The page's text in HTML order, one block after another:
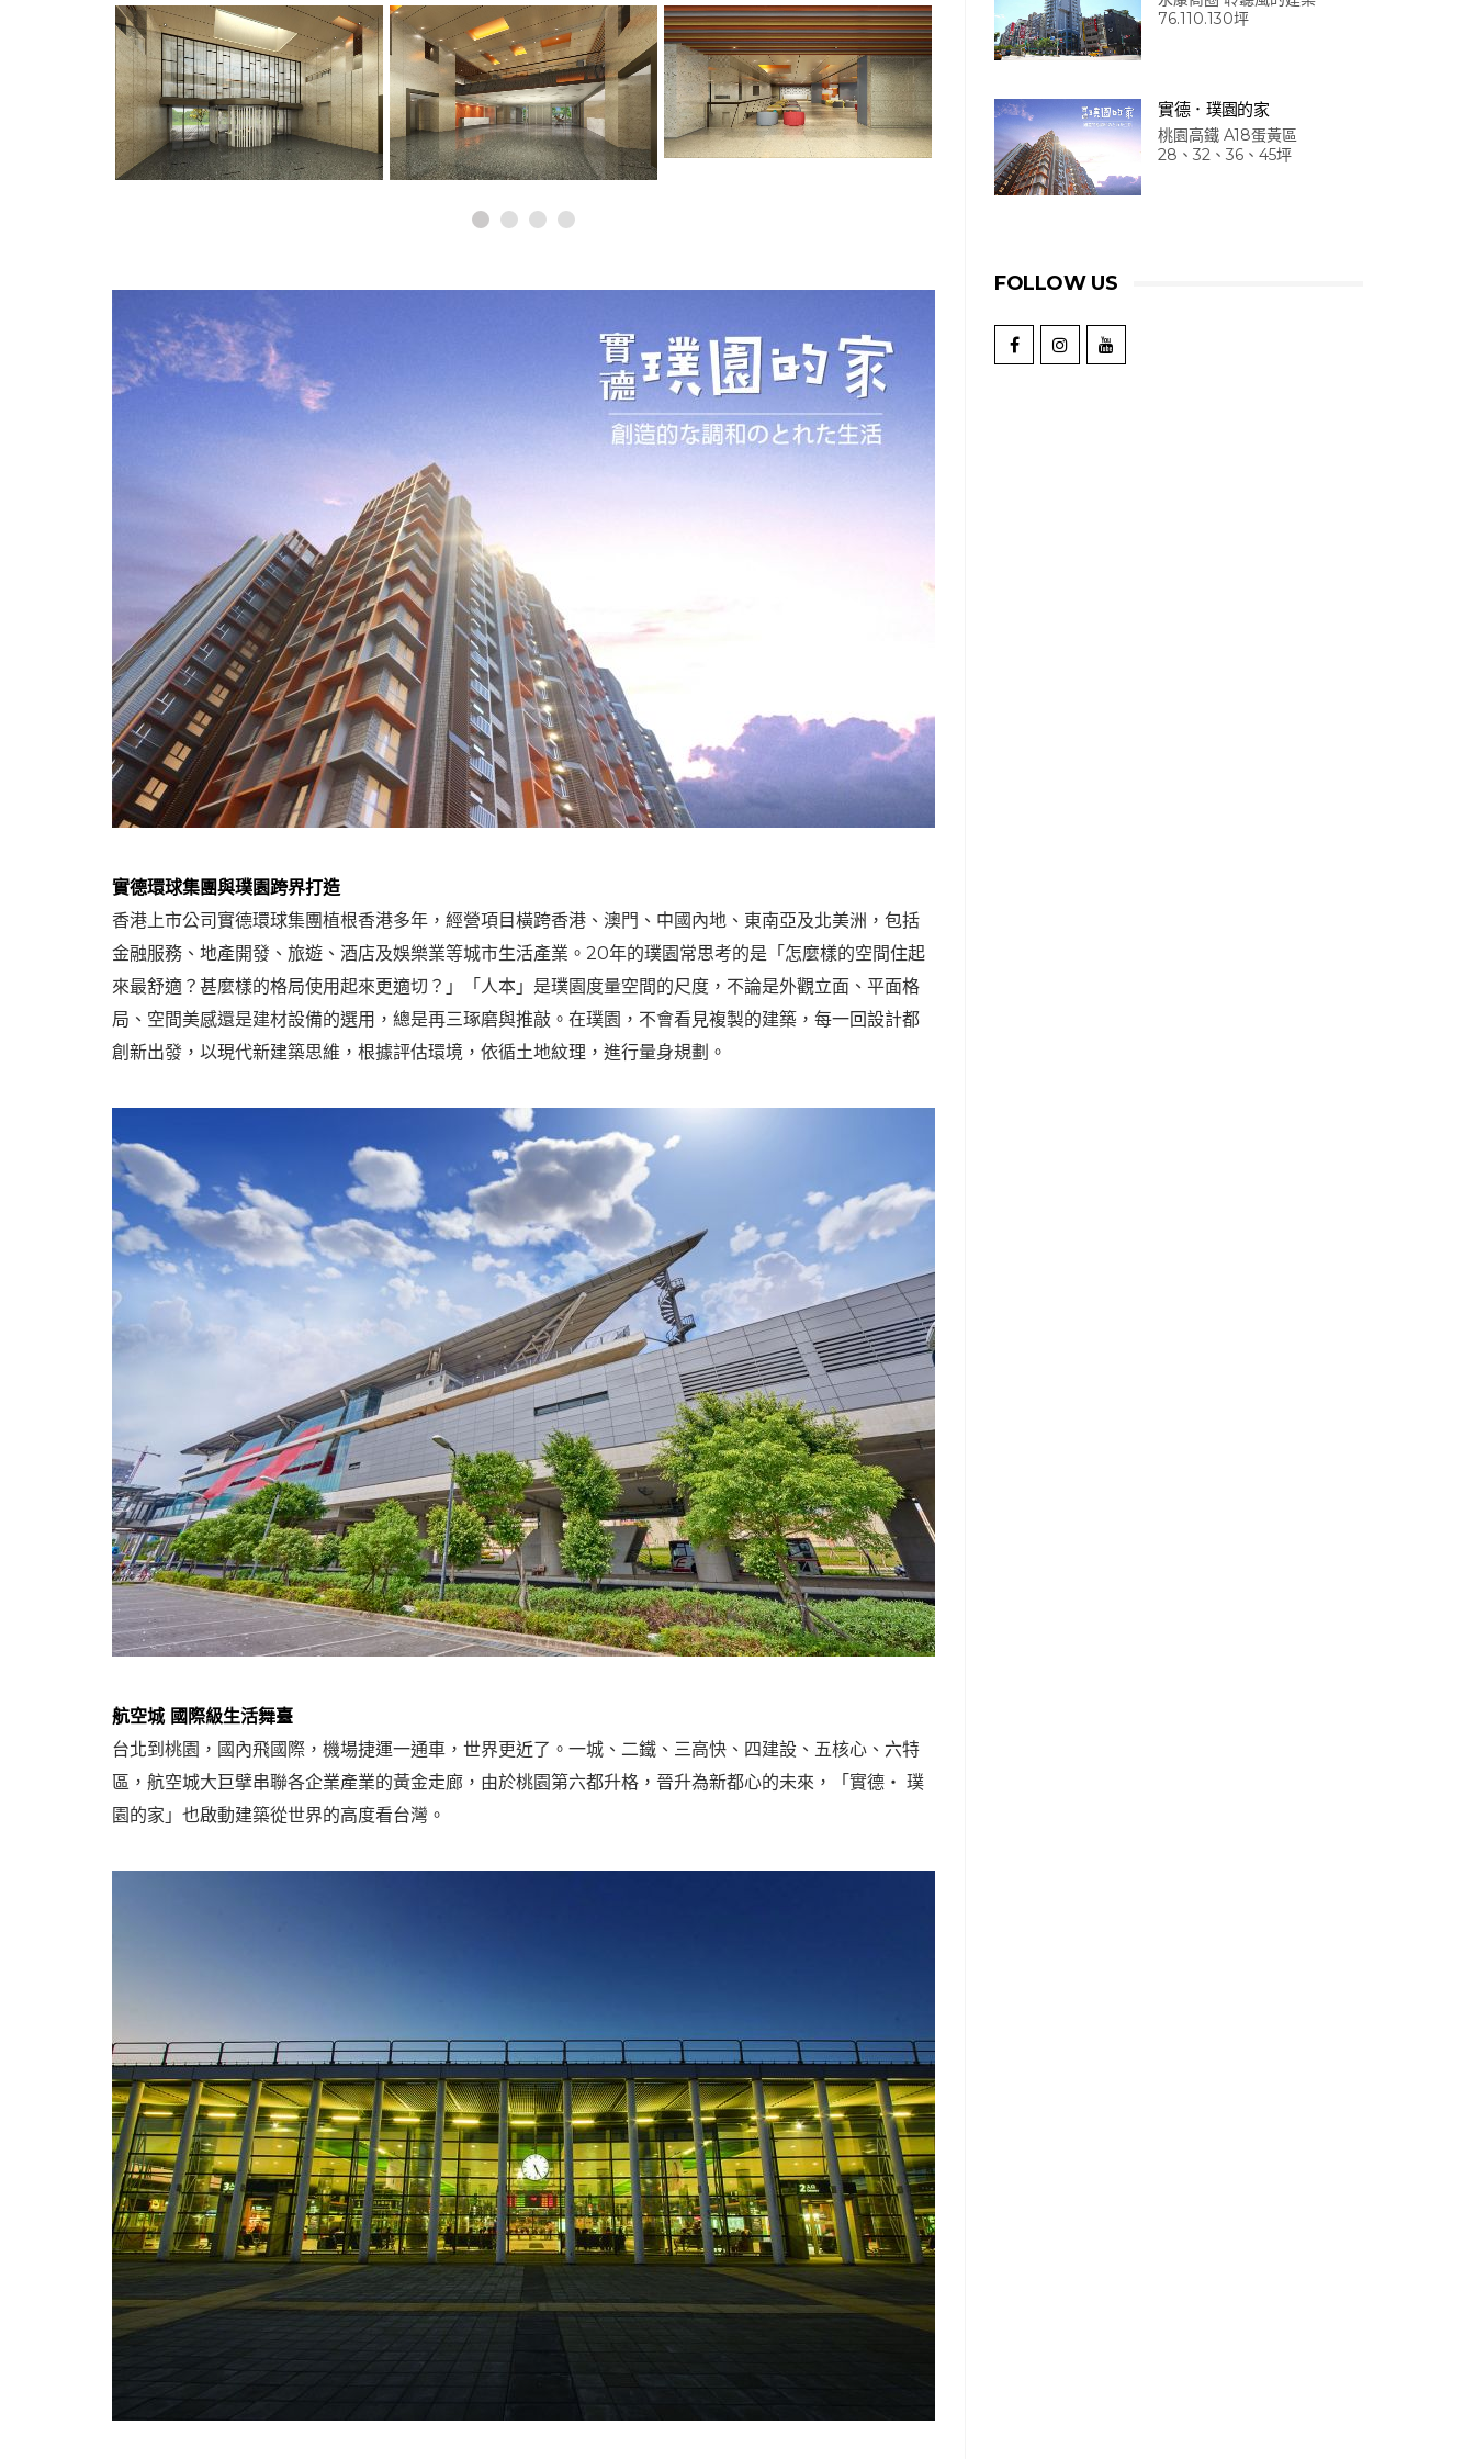
實德環球集團與璞園跨界打造
香港上市公司實德環球集團植根香港多年，經營項目橫跨香港、澳門、中國內地、東南亞及北美洲，包括
金融服務、地產開發、旅遊、酒店及娛樂業等城市生活產業。20年的璞園常思考的是「怎麼樣的空間住起
來最舒適？甚麼樣的格局使用起來更適切？」「人本」是璞園度量空間的尺度，不論是外觀立面、平面格
局、空間美感還是建材設備的選用，總是再三琢磨與推敲。在璞園，不會看見複製的建築，每一回設計都
創新出發，以現代新建築思維，根據評估環境，依循土地紋理，進行量身規劃。
航空城 國際級生活舞臺
台北到桃園，國內飛國際，機場捷運一通車，世界更近了。一城、二鐵、三高快、四建設、五核心、六特
區，航空城大巨擘串聯各企業產業的黃金走廊，由於桃園第六都升格，晉升為新都心的未來，「實德‧ 璞
園的家」也啟動建築從世界的高度看台灣。
76.110.130坪
實德．璞園的家
桃園高鐵 A18蛋黃區
28、32、36、45坪
FOLLOW US